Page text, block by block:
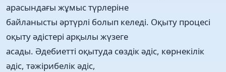
арасындағы жұмыс түрлеріне
байланысты әртүрлі болып келеді. Оқыту процесі
оқыту әдістері арқылы жүзеге
асады. Әдебиетті оқытуда сөздік әдіс, көрнекілік
әдіс, тәжірибелік әдіс,